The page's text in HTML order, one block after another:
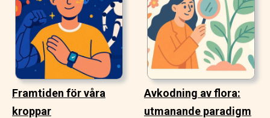
Framtiden för våra
kroppar
Avkodning av flora:
utmanande paradigm